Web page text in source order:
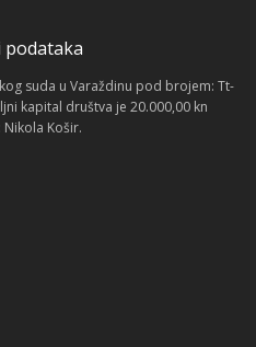
podataka
suda u Varaždinu pod brojem: Tt-
kapital društva je 20.000,00 kn
Košir.